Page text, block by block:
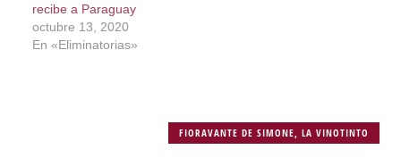
recibe a Paraguay
octubre 13, 2020
En «Eliminatorias»
FIORAVANTE DE SIMONE,LA VINOTINTO